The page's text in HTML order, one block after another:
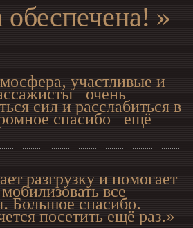
»
участливые и
- очень
сил и расслабиться в
спасибо - ещё
разгрузку и помогает
все
Большое спасибо.
посетить ещё раз.»